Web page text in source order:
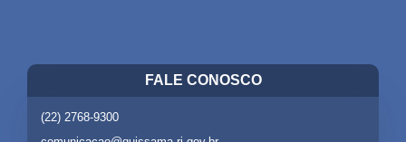
FALE CONOSCO
(22) 2768-9300